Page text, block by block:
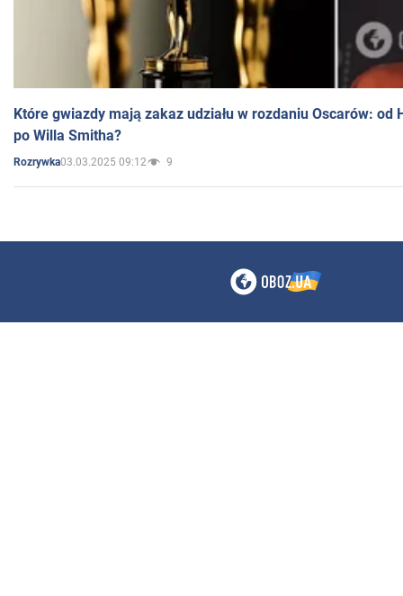
Które gwiazdy mają zakaz udziału w rozdaniu Oscarów: od
po Willa Smitha?
Rozrywka03.03.2025 09:12 9